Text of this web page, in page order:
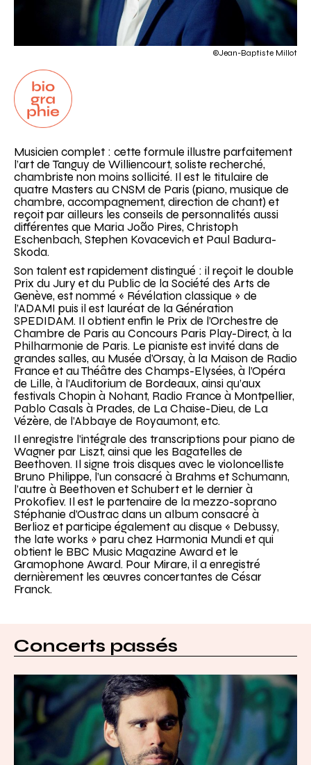
©Jean-Baptiste Millot
Musicien complet : cette formule illustre parfaitement
l’art de Tanguy de Williencourt, soliste recherché,
chambriste non moins sollicité. Il est le titulaire de
quatre Masters au CNSM de Paris (piano, musique de
chambre, accompagnement, direction de chant) et
reçoit par ailleurs les conseils de personnalités aussi
différentes que Maria João Pires, Christoph
Eschenbach, Stephen Kovacevich et Paul Badura-
Skoda.
Son talent est rapidement distingué : il reçoit le double
Prix du Jury et du Public de la Société des Arts de
Genève, est nommé « Révélation classique » de
l’ADAMI puis il est lauréat de la Génération
SPEDIDAM. Il obtient enfin le Prix de l’Orchestre de
Chambre de Paris au Concours Paris Play-Direct, à la
Philharmonie de Paris. Le pianiste est invité dans de
grandes salles, au Musée d’Orsay, à la Maison de Radio
France et au Théâtre des Champs-Elysées, à l’Opéra
de Lille, à l’Auditorium de Bordeaux, ainsi qu’aux
festivals Chopin à Nohant, Radio France à Montpellier,
Pablo Casals à Prades, de La Chaise-Dieu, de La
Vézère, de l’Abbaye de Royaumont, etc.
Il enregistre l’intégrale des transcriptions pour piano de
Wagner par Liszt, ainsi que les Bagatelles de
Beethoven. Il signe trois disques avec le violoncelliste
Bruno Philippe, l’un consacré à Brahms et Schumann,
l’autre à Beethoven et Schubert et le dernier à
Prokoﬁev. Il est le partenaire de la mezzo-soprano
Stéphanie d’Oustrac dans un album consacré à
Berlioz et participe également au disque « Debussy,
the late works » paru chez Harmonia Mundi et qui
obtient le BBC Music Magazine Award et le
Gramophone Award. Pour Mirare, il a enregistré
dernièrement les œuvres concertantes de César
Franck.
Concerts passés